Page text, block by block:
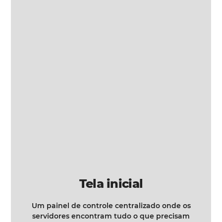
Tela inicial
Um painel de controle centralizado onde os
servidores encontram tudo o que precisam